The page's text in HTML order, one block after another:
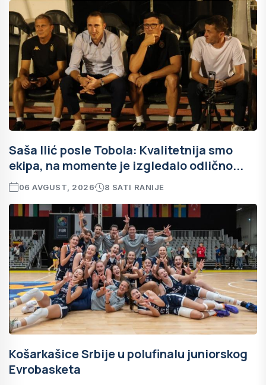
Saša Ilić posle Tobola: Kvalitetnija smo
ekipa, na momente je izgledalo odlično...
06 AVGUST, 2026 8 SATI RANIJE
Košarkašice Srbije u polufinalu juniorskog
Evrobasketa